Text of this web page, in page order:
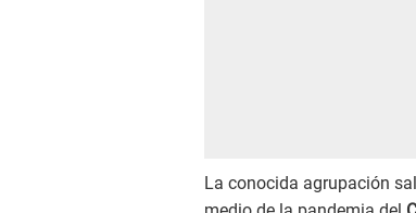
La conocida agrupación